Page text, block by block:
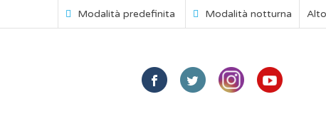
Modalità predefinita Modalità notturna